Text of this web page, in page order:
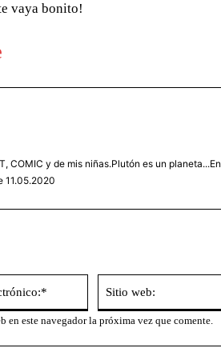
vaya bonito!
COMIC y de mis niñas.Plutón es un planeta...En
11.05.2020
electrónico:*
este navegador la próxima vez que comente.